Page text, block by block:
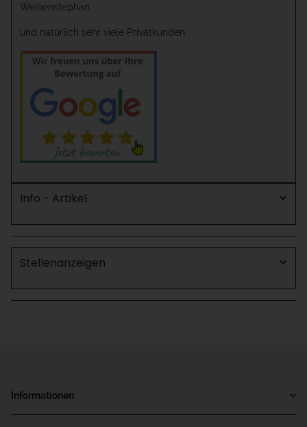
Weihenstephan
und natürlich sehr viele Privatkunden
Info - Artikel
Stellenanzeigen
Informationen